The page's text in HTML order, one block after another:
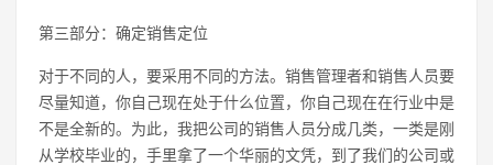
第三部分：确定销售定位
对于不同的人，要采用不同的方法。销售管理者和销售人员要
尽量知道，你自己现在处于什么位置，你自己现在在行业中是
不是全新的。为此，我把公司的销售人员分成几类，一类是刚
从学校毕业的，手里拿了一个华丽的文凭，到了我们的公司或